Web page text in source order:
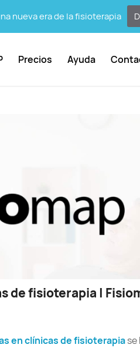
Precios Ayuda
de fisioterapia |
en clínicas de fisioterapiase
nueva era de la fisioterapia